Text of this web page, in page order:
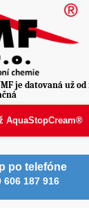
AquaStopCream®
je datovaná už od
po telefóne
606 187 916